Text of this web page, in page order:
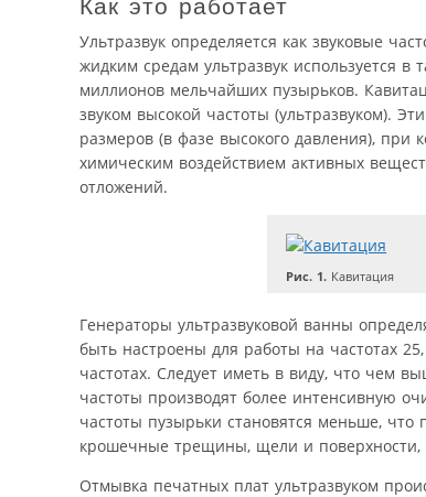
Как это работает
Ультразвук определяется как звуковые
жидким средам ультразвук используется
миллионов мельчайших пузырьков.
звуком высокой частоты (ультразвуком).
размеров (в фазе высокого давления),
химическим воздействием активных
отложений.
Рис. 1. Кавитация
Генераторы ультразвуковой ванны
быть настроены для работы на частотах
частотах. Следует иметь в виду, что чем
частоты производят более интенсивную
частоты пузырьки становятся меньше,
крошечные трещины, щели и поверхности,
Отмывка печатных плат ультразвуком